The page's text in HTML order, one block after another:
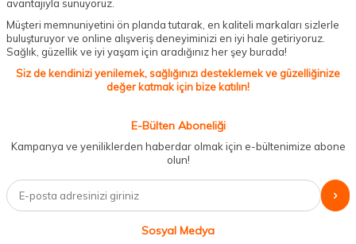
avantajıyla sunuyoruz.
Müşteri memnuniyetini ön planda tutarak, en kaliteli markaları sizlerle
buluşturuyor ve online alışveriş deneyiminizi en iyi hale getiriyoruz.
Sağlık, güzellik ve iyi yaşam için aradığınız her şey burada!
Siz de kendinizi yenilemek, sağlığınızı desteklemek ve güzelliğinize
değer katmak için bize katılın!
E-Bülten Aboneliği
Kampanya ve yeniliklerden haberdar olmak için e-bültenimize abone
olun!
Sosyal Medya